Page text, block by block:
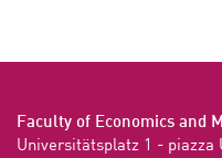
Faculty of Economics and
Universitätsplatz 1 - piazza